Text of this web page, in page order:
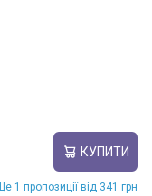
КУПИТИ
1 пропозиції від 341 грн